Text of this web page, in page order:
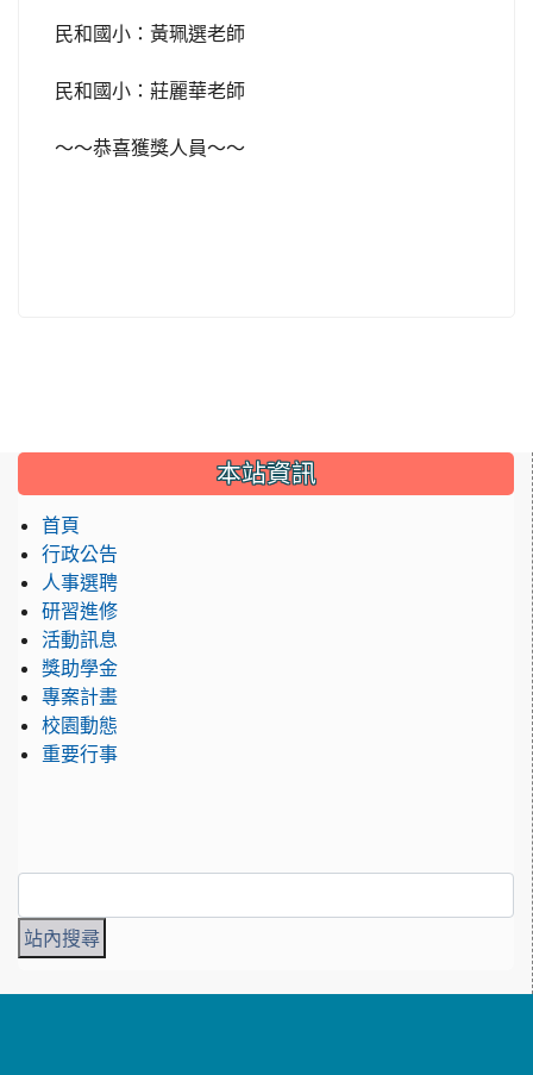
民和國小：黃珮選老師
民和國小：莊麗華老師
～～恭喜獲獎人員～～
::: 本站資訊
首頁
行政公告
人事選聘
研習進修
活動訊息
獎助學金
專案計畫
校園動態
重要行事